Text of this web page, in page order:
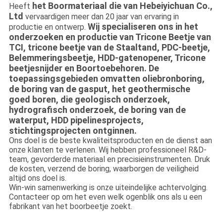
Heeft het Boormateriaal die van Hebeiyichuan Co.,
Ltd vervaardigen meer dan 20 jaar van ervaring in
productie en ontwerp. Wij specialiseren ons in het
onderzoeken en productie van Tricone Beetje van
TCI, tricone beetje van de Staaltand, PDC-beetje,
Belemmeringsbeetje, HDD-gatenopener, Tricone
beetjesnijder en Boortoebehoren. De
toepassingsgebieden omvatten oliebronboring,
de boring van de gasput, het geothermische
goed boren, die geologisch onderzoek,
hydrografisch onderzoek, de boring van de
waterput, HDD pipelinesprojects,
stichtingsprojecten ontginnen.
Ons doel is de beste kwaliteitsproducten en de dienst aan
onze klanten te verlenen. Wij hebben professioneel R&D-
team, gevorderde materiaal en precisieinstrumenten. Druk
de kosten, verzend de boring, waarborgen de veiligheid
altijd ons doel is.
Win-win samenwerking is onze uiteindelijke achtervolging.
Contacteer op om het even welk ogenblik ons als u een
fabrikant van het boorbeetje zoekt.